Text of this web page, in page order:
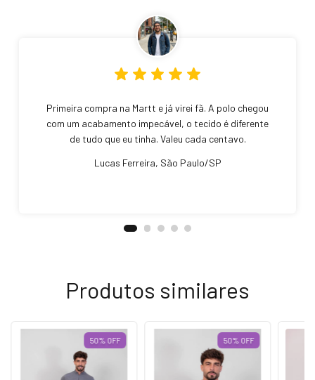
Primeira compra na Martt e já virei fã. A polo chegou
com um acabamento impecável, o tecido é diferente
de tudo que eu tinha. Valeu cada centavo.
Lucas Ferreira, São Paulo/SP
Produtos similares
50% OFF 50% OFF